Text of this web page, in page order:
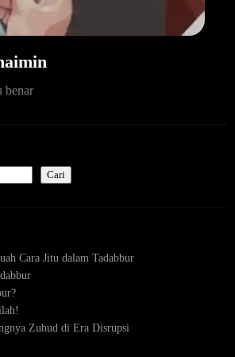
benar
Cari
Cara Jitu dalam Tadabbur
Zuhud di Era Disrupsi